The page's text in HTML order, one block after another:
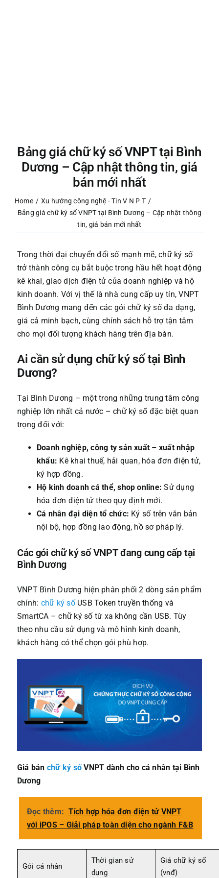
Bảng giá chữ ký số VNPT tại Bình
Dương – Cập nhật thông tin, giá
bán mới nhất
Home
Xu hướng công nghệ - Tin V N P T
Bảng giá chữ ký số VNPT tại Bình Dương – Cập nhật thông
tin, giá bán mới nhất
Trong thời đại chuyển đổi số mạnh mẽ, chữ ký số
trở thành công cụ bắt buộc trong hầu hết hoạt động
kê khai, giao dịch điện tử của doanh nghiệp và hộ
kinh doanh. Với vị thế là nhà cung cấp uy tín, VNPT
Bình Dương mang đến các gói chữ ký số đa dạng,
giá cả minh bạch, cùng chính sách hỗ trợ tận tâm
cho mọi đối tượng khách hàng trên địa bàn.
Ai cần sử dụng chữ ký số tại Bình
Dương?
Tại Bình Dương – một trong những trung tâm công
nghiệp lớn nhất cả nước – chữ ký số đặc biệt quan
trọng đối với:
Doanh nghiệp, công ty sản xuất – xuất nhập
khẩu: Kê khai thuế, hải quan, hóa đơn điện tử,
ký hợp đồng.
Hộ kinh doanh cá thể, shop online: Sử dụng
hóa đơn điện tử theo quy định mới.
Cá nhân đại diện tổ chức: Ký số trên văn bản
nội bộ, hợp đồng lao động, hồ sơ pháp lý.
Các gói chữ ký số VNPT đang cung cấp tại
Bình Dương
VNPT Bình Dương hiện phân phối 2 dòng sản phẩm
chính: chữ ký sốUSB Token truyền thống và
SmartCA – chữ ký số từ xa không cần USB. Tùy
theo nhu cầu sử dụng và mô hình kinh doanh,
khách hàng có thể chọn gói phù hợp.
Giá bán chữ ký sốVNPT dành cho cá nhân tại Bình
Dương
Đọc thêm: Tích hợp hóa đơn điện tử VNPT
với iPOS – Giải pháp toàn diện cho ngành F&B
Gói cá nhân
Thời gian sử
dụng
Giá chữ ký số
(vnđ)